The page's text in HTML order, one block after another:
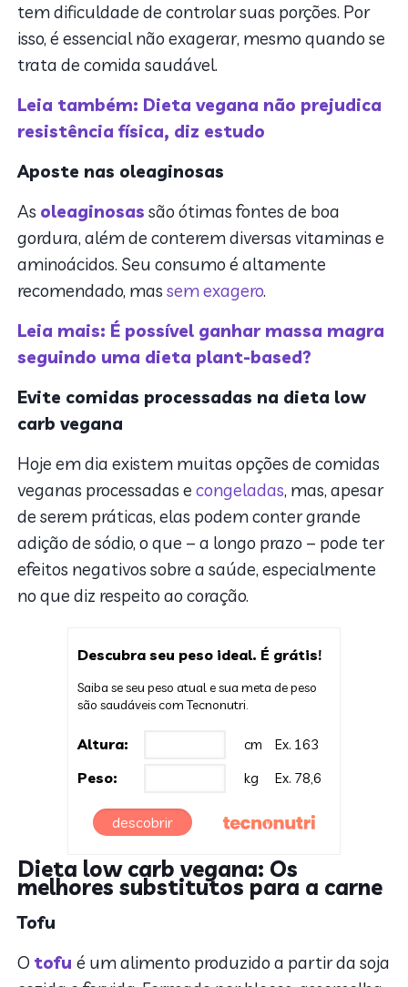
tem dificuldade de controlar suas porções. Por
isso, é essencial não exagerar, mesmo quando se
trata de comida saudável.
Leia também: Dieta vegana não prejudica
resistência física, diz estudo
Aposte nas oleaginosas
As oleaginosas são ótimas fontes de boa
gordura, além de conterem diversas vitaminas e
aminoácidos. Seu consumo é altamente
recomendado, massem exagero.
Leia mais: É possível ganhar massa magra
seguindo uma dieta plant-based?
Evite comidas processadas na dieta low
carb vegana
Hoje em dia existem muitas opções de comidas
veganas processadas econgeladas, mas, apesar
de serem práticas, elas podem conter grande
adição de sódio, o que – a longo prazo – pode ter
efeitos negativos sobre a saúde, especialmente
no que diz respeito ao coração.
Descubra seu peso ideal. É grátis!
Saiba se seu peso atual e sua meta de peso
são saudáveis com Tecnonutri.
Altura: cm Ex. 163
Peso: kg Ex. 78,6
descobrir
Dieta low carb vegana: Os
melhores substitutos para a carne
Tofu
O tofué um alimento produzido a partir da soja